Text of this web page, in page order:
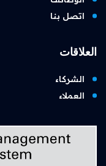
اتصل بنا
العلاقات
الشركاء
العملاء